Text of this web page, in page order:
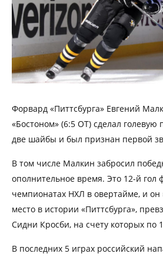
Форвард «Питтсбурга» Евгений
«Бостоном» (6:5 ОТ) сделал голевую
две шайбы и был признан первой
В том числе Малкин забросил
ополнительное время. Это 12-й гол
чемпионатах НХЛ в овертайме, и
место в истории «Питтсбурга»,
Сидни Кросби, на счету которых по
В последних 5 играх российский